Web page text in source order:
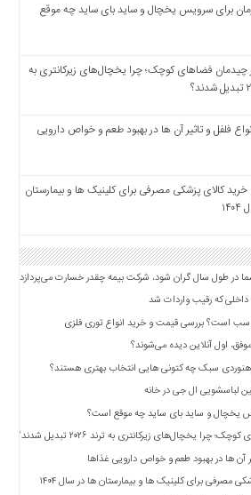
برای سرویس یخچال و ساید بای ساید چه موقع
چیدمان فضاهای کوچک؛ چرا یخچال‌های زیرکانتری به
فلفل و تاثیر آن ‌ها در بهبود طعم و خواص دارویی
خرید کالای پزشکی مصرفی برای کلینیک ها و بیمارستان
در طول سال گران شود، شرکت بیمه چقدر خسارت می‌پردازد؟
داخلی که رقیب واردات شد
است؟ بررسی قیمت و خرید انواع توری فلزی
اول آنلاین دیده می‌شوند؟
سبک چه کتونی هایی انتخاب بهتری هستند؟
لباسشویی ال جی در خانه
یخچال و ساید بای ساید چه موقع است؟
یخچال‌های زیرکانتری به ترند ۲۰۲۶ تبدیل شدند؟
آن ‌ها در بهبود طعم و خواص دارویی غذاها
مصرفی برای کلینیک ها و بیمارستان ها در سال ۱۴۰۴